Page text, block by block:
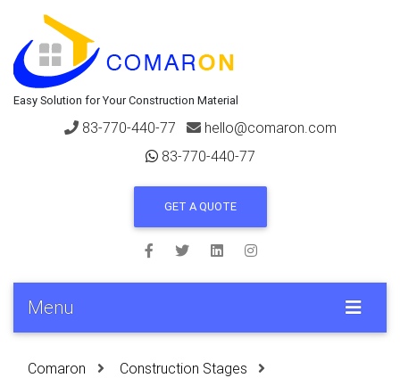
Easy Solution for Your Construction Material
83-770-440-77
hello@comaron.com
83-770-440-77
GET A QUOTE
Menu
Comaron
Construction Stages